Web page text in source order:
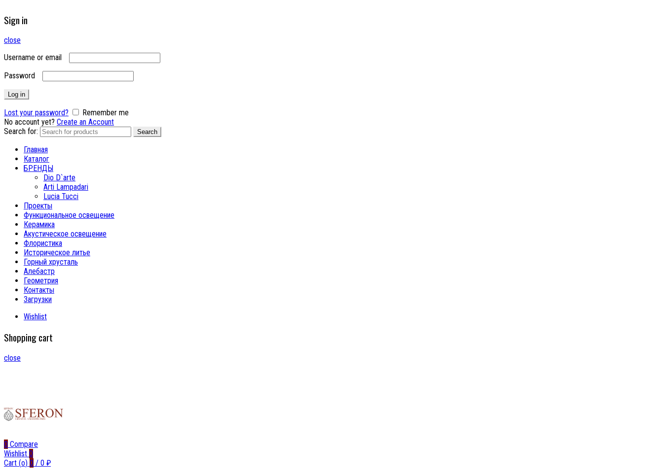
Sign in
close
Username or email
Password
Log in
Lost your password?
Remember me
No account yet? Create an Account
Search for:
Search
Главная
Каталог
БРЕНДЫ
Dio D`arte
Arti Lampadari
Lucia Tucci
Проекты
Функциональное освещение
Керамика
Акустическое освещение
Флористика
Историческое литье
Горный хрусталь
Алебастр
Геометрия
Контакты
Загрузки
Wishlist
Shopping cart
close
0 Compare
Wishlist 0
Cart (o) 0 / 0 ₽